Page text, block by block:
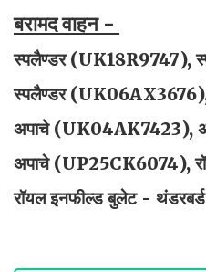
बरामद वाहन -
स्पलैण्डर (UK18R9747),
स्पलैण्डर
अपाचे (UK04AK7423),
अपाचे (UP25CK6074),
रॉयल इनफील्ड बुलेट -